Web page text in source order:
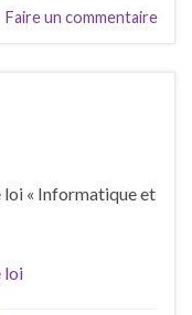
Faire un commentaire
loi « Informatique et
loi